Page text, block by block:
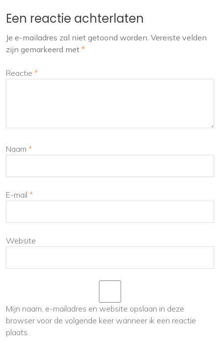
Een reactie achterlaten
Je e-mailadres zal niet getoond worden. Vereiste velden
zijn gemarkeerd met *
Reactie *
Naam *
E-mail *
Website
Mijn naam, e-mailadres en website opslaan in deze
browser voor de volgende keer wanneer ik een reactie
plaats.